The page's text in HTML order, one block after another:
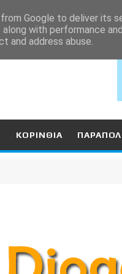
ΚΟΡΙΝΘΙΑ
Google to deliver its
along with performance
and address abuse.